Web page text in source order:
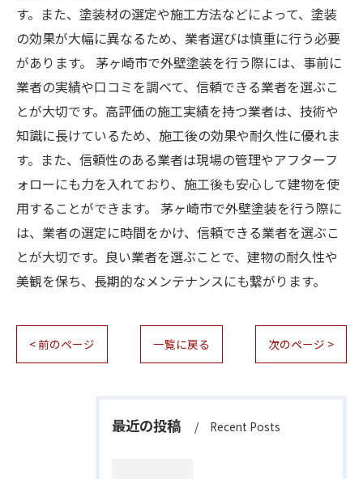
す。また、塗装材の選定や施工方法などによって、塗装
の効果が大幅に異なるため、業者選びは慎重に行う必要
があります。 茅ヶ崎市で外壁塗装を行う際には、事前に
業者の実績や口コミを調べて、信頼できる業者を選ぶこ
とが大切です。高評価の施工実績を持つ業者は、技術や
知識に長けているため、施工後の効果や耐久性に優れま
す。また、信頼性のある業者は現場の管理やアフターフ
ォローにも力を入れており、施工後も安心して建物を使
用することができます。 茅ヶ崎市で外壁塗装を行う際に
は、業者の選定に時間をかけ、信頼できる業者を選ぶこ
とが大切です。良い業者を選ぶことで、建物の耐久性や
美観を保ち、長期的なメンテナンスにも繋がります。
< 前のページ 一覧に戻る 次のページ >
最近の投稿 Recent Posts